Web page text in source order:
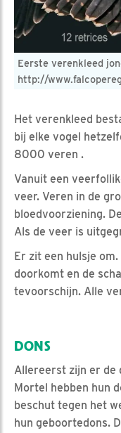
Eerste verenkleed
http://
Het verenkleed
bij elke vogel
8000 veren .
Vanuit een
veer. Veren in de
bloedvoorziening.
Als de veer is
Er zit een hulsje
doorkomt en de
tevoorschijn. Alle
DONS
Allereerst zijn er de
Mortel hebben hun
beschut tegen het
hun geboortedons.